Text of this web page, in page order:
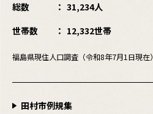
総数
31,234人
世帯数
12,332世帯
福島県現住人口調査（令和8年7月1日現在）
田村市例規集